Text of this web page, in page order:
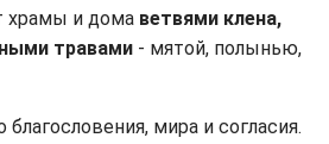
храмы и дома ветвями клена,
травами - мятой, полынью,
мира и согласия.